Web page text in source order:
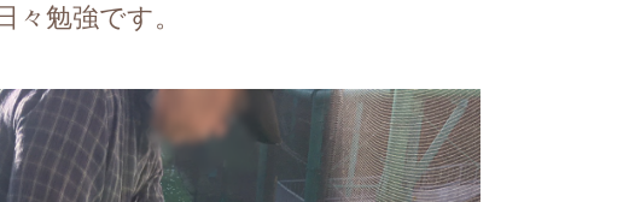
々勉強です。